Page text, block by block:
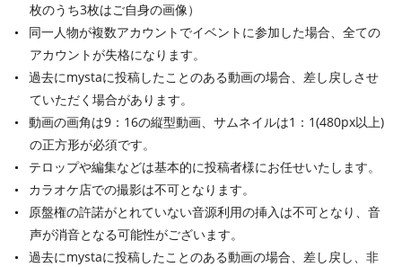
枚のうち3枚はご自身の画像）
同一人物が複数アカウントでイベントに参加した場合、全ての
アカウントが失格になります。
過去にmystaに投稿したことのある動画の場合、差し戻しさせ
ていただく場合があります。
動画の画角は9：16の縦型動画、サムネイルは1：1(480px以上)
の正方形が必須です。
テロップや編集などは基本的に投稿者様にお任せいたします。
カラオケ店での撮影は不可となります。
原盤権の許諾がとれていない音源利用の挿入は不可となり、音
声が消音となる可能性がございます。
過去にmystaに投稿したことのある動画の場合、差し戻し、非